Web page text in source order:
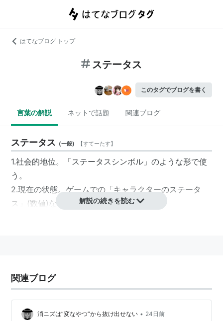
はてなブログ トップ
ステータス
このタグでブログを書く
言葉の解説 ネットで話題 関連ブログ
ステータス (一般) 【すてーたす】
1.社会的地位。「ステータスシンボル」のような形で使
う。
2.現在の状態。ゲームでの「キャラクターのステータ
ス」(数値)などのような形で使う。
解説の続きを読む
関連ブログ
消ニズは”変なやつ”から抜け出せない • 24日前